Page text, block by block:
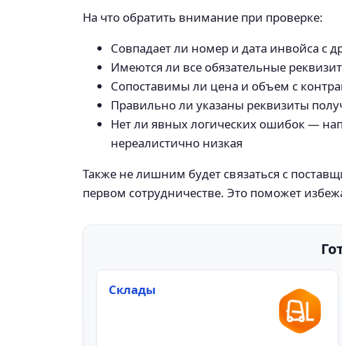
На что обратить внимание при проверке:
Совпадает ли номер и дата инвойса с
Имеются ли все обязательные
Сопоставимы ли цена и объем с
Правильно ли указаны реквизиты
Нет ли явных логических ошибок —
нереалистично низкая
Также не лишним будет связаться с
первом сотрудничестве. Это поможет
Склады